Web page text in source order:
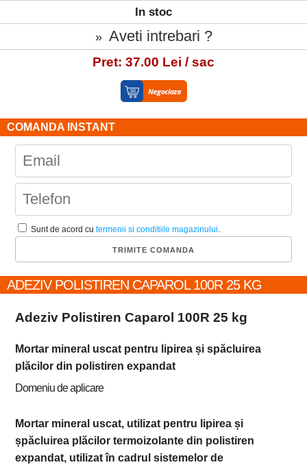
In stoc
» Aveti intrebari ?
Pret: 37.00 Lei / sac
COMANDA INSTANT
Sunt de acord cutermenii si conditiile magazinului.
ADEZIV POLISTIREN CAPAROL 100R 25 KG
Adeziv Polistiren Caparol 100R 25 kg
Mortar mineral uscat pentru lipirea și spăcluirea
plăcilor din polistiren expandat
Domeniu de aplicare
Mortar mineral uscat, utilizat pentru lipirea și
șpăcluirea plăcilor termoizolante din polistiren
expandat, utilizat în cadrul sistemelor de